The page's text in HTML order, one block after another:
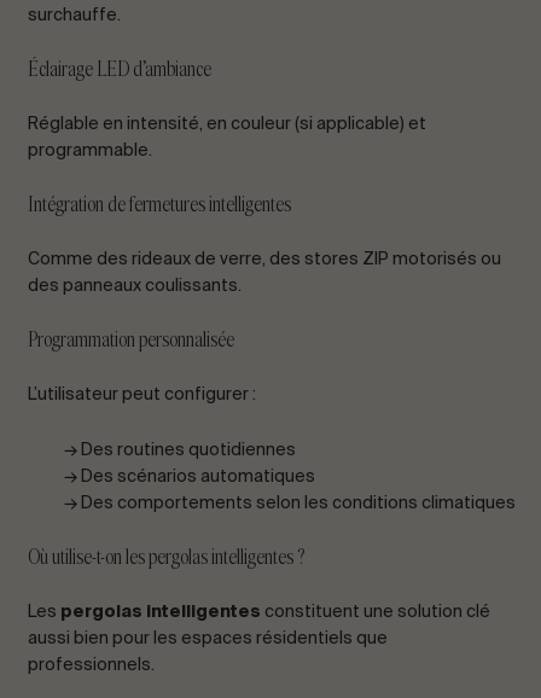
surchauffe.
Éclairage LED d’ambiance
Réglable en intensité, en couleur (si applicable) et
programmable.
Intégration de fermetures intelligentes
Comme des rideaux de verre, des stores ZIP motorisés ou
des panneaux coulissants.
Programmation personnalisée
L’utilisateur peut configurer :
→ Des routines quotidiennes
→ Des scénarios automatiques
→ Des comportements selon les conditions climatiques
Où utilise-t-on les pergolas intelligentes ?
Les pergolas intelligentes constituent une solution clé
aussi bien pour les espaces résidentiels que
professionnels.